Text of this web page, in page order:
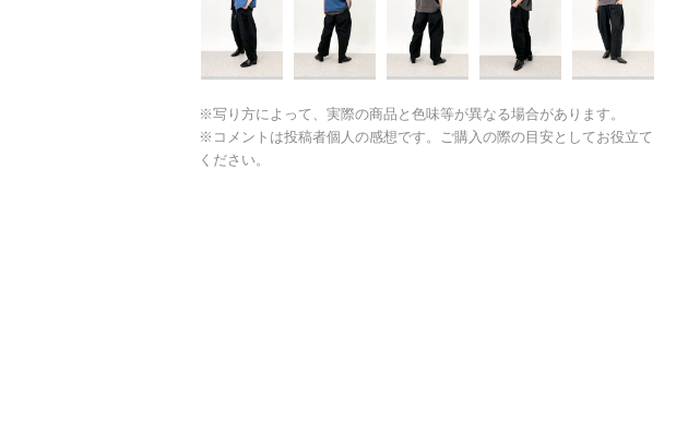
※写り方によって、実際の商品と色味等が異なる場合があります。
※コメントは投稿者個人の感想です。ご購入の際の目安としてお役立て
ください。